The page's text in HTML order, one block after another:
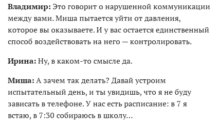
Владимир: Это говорит о нарушенной коммуникации
между вами. Миша пытается уйти от давления,
которое вы оказываете. И у вас остается единственный
способ воздействовать на него — контролировать.
Ирина:Ну, в каком-то смысле да.
Миша:А зачем так делать? Давай устроим
испытательный день, и ты увидишь, что я не буду
зависать в телефоне. У нас есть расписание: в 7 я
встаю, в 7:30 собираюсь в школу…